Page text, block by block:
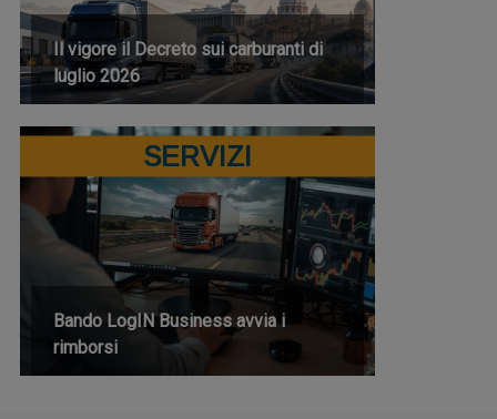
Il vigore il Decreto sui carburanti di
luglio 2026
SERVIZI
Bando LogIN Business avvia i
rimborsi